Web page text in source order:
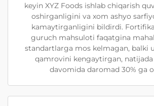
keyin XYZ Foods ishlab chiqarish
oshirganligini va xom ashyo
kamaytirganligini bildirdi.
guruch mahsuloti faqatgina
standartlarga mos kelmagan, balki
qamrovini kengaytirgan,
davomida daromad 30% ga